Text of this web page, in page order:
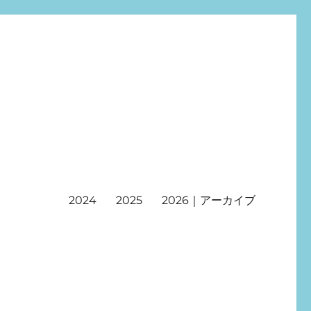
2024 2025 2026｜アーカイブ